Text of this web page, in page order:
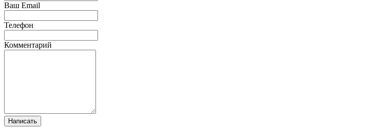
Ваш Email
Телефон
Комментарий
Написать